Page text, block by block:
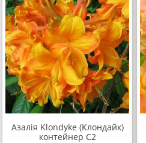
Азалія Klondyke (Клондайк)
контейнер С2